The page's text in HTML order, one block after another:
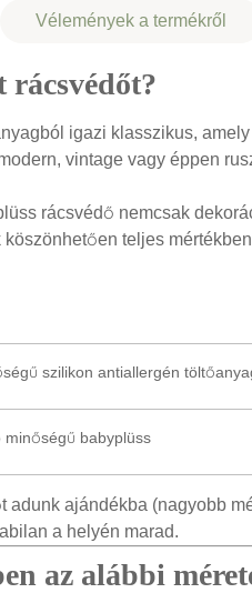
Vélemények a termékről
rácsvédőt?
igazi klasszikus,
vintage vagy éppen
rácsvédő nemcsak
teljes
szilikon antiallergén
minőségű babyplüss
adunk ajándékba (nagyobb
a helyén marad.
az alábbi